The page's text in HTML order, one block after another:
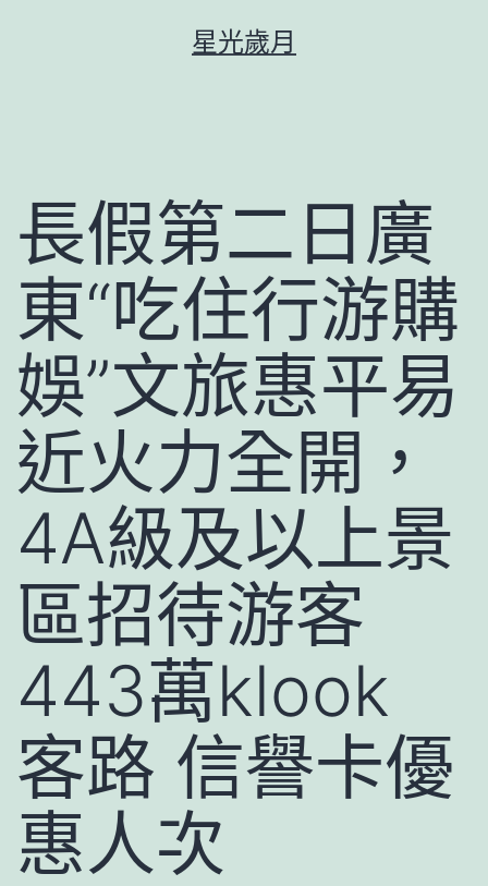
星光歲月
長假第二日廣
東“吃住行游購
娛”文旅惠平易
近火力全開，
4A級及以上景
區招待游客
443萬klook
客路 信譽卡優
惠人次